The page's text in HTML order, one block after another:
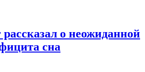
о неожиданной
сна